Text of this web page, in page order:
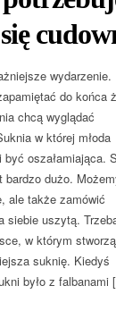
wydarzenie.
do końca
chcą wyglądać
w której młoda
oszałamiająca.
bardzo dużo.
ale także zamówić
siebie uszytą.
w którym
suknię. Kiedyś
było z